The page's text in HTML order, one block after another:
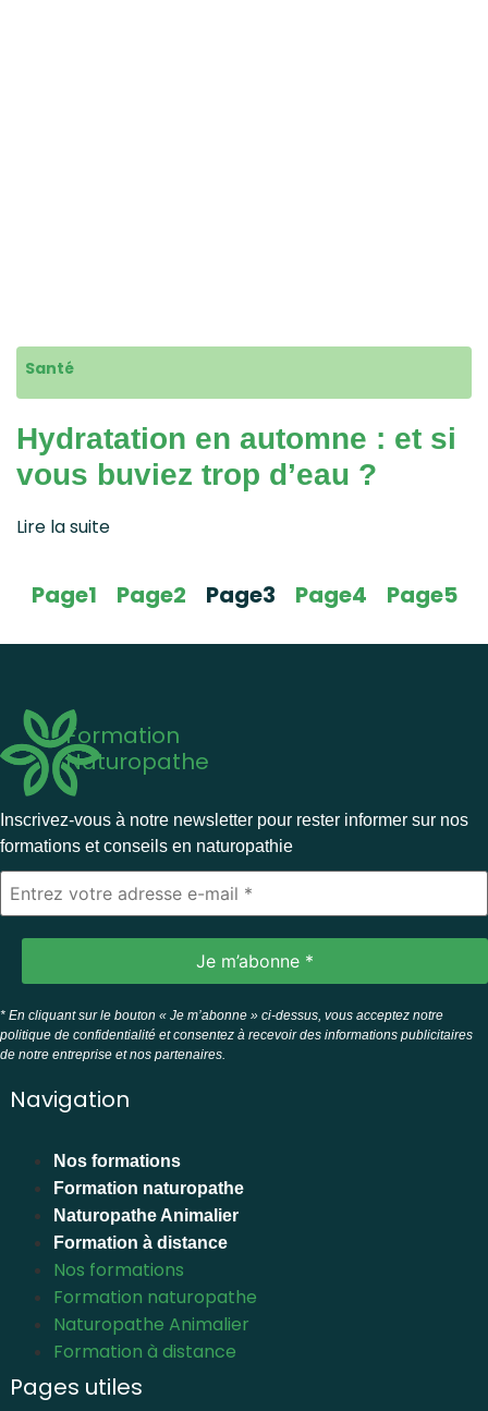
Santé
Hydratation en automne : et si
vous buviez trop d’eau ?
Lire la suite
Page1 Page2 Page3 Page4 Page5
Formation
Naturopathe
Inscrivez-vous à notre newsletter pour rester informer sur nos
formations et conseils en naturopathie
* En cliquant sur le bouton « Je m’abonne » ci-dessus, vous acceptez notre
politique de confidentialité et consentez à recevoir des informations publicitaires
de notre entreprise et nos partenaires.
Navigation
Nos formations
Formation naturopathe
Naturopathe Animalier
Formation à distance
Nos formations
Formation naturopathe
Naturopathe Animalier
Formation à distance
Pages utiles